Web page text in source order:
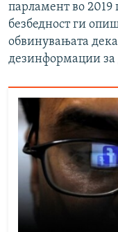
парламент во 2019
безбедност ги
обвинувањата
дезинформации за